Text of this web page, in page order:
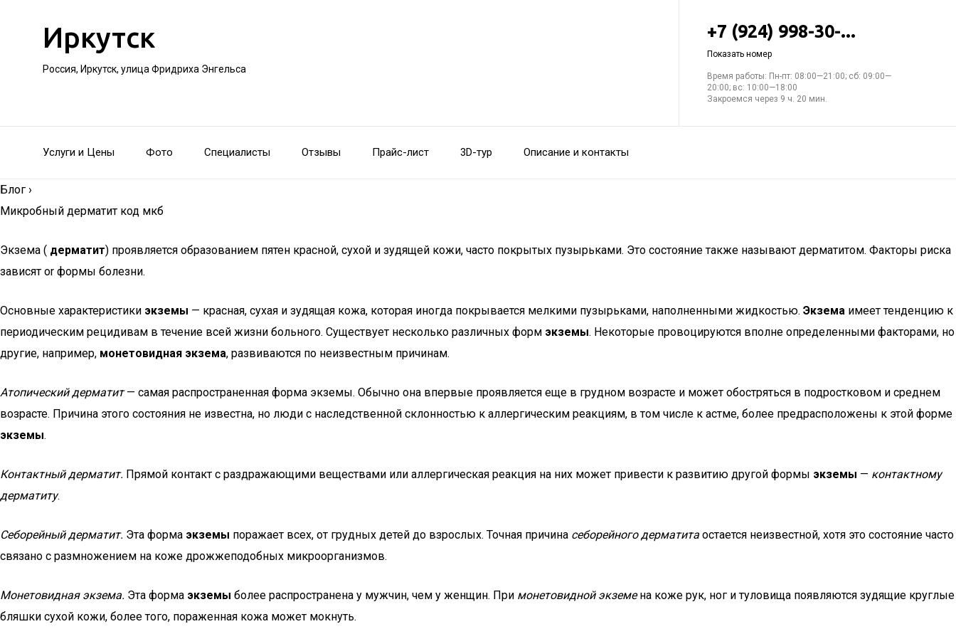
Иркутск
Россия, Иркутск, улица Фридриха Энгельса
+7 (924) 998-30-...
Показать номер
Время работы: Пн-пт: 08:00—21:00; сб: 09:00—
20:00; вс: 10:00—18:00
Закроемся через 9 ч. 20 мин.
Услуги и Цены Фото Специалисты Отзывы Прайс-лист 3D-тур Описание и контакты
Блог ›
Микробный дерматит код мкб
Экзема ( дерматит) проявляется образованием пятен красной, сухой и зудящей кожи, часто покрытых пузырьками. Это состояние также называют дерматитом. Факторы риска
зависят or формы болезни.
Основные характеристики экземы — красная, сухая и зудящая кожа, которая иногда покрывается мелкими пузырьками, наполненными жидкостью. Экзема имеет тенденцию к
периодическим рецидивам в течение всей жизни больного. Существует несколько различных форм экземы. Некоторые провоцируются вполне определенными факторами, но
другие, например, монетовидная экзема, развиваются по неизвестным причинам.
Атопический дерматит— самая распространенная форма экземы. Обычно она впервые проявляется еще в грудном возрасте и может обостряться в подростковом и среднем
возрасте. Причина этого состояния не известна, но люди с наследственной склонностью к аллергическим реакциям, в том числе к астме, более предрасположены к этой форме
экземы.
Контактный дерматит. Прямой контакт с раздражающими веществами или аллергическая реакция на них может привести к развитию другой формы экземы — контактному
дерматиту.
Себорейный дерматит. Эта форма экземы поражает всех, от грудных детей до взрослых. Точная причина себорейного дерматита остается неизвестной, хотя это состояние часто
связано с размножением на коже дрожжеподобных микроорганизмов.
Монетовидная экзема. Эта форма экземы более распространена у мужчин, чем у женщин. При монетовидной экземена коже рук, ног и туловища появляются зудящие круглые
бляшки сухой кожи, более того, пораженная кожа может мокнуть.